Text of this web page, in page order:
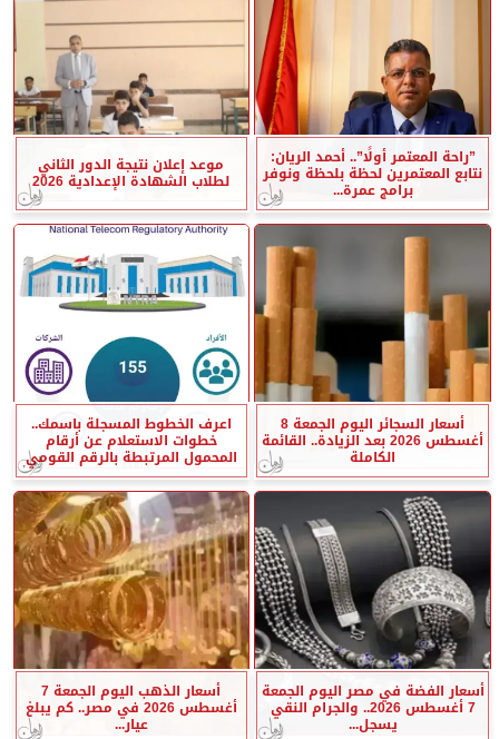
”راحة المعتمر أولًا”.. أحمد الريان:
نتابع المعتمرين لحظة بلحظة ونوفر
برامج عمرة...
موعد إعلان نتيجة الدور الثاني
لطلاب الشهادة الإعدادية 2026
أسعار السجائر اليوم الجمعة 8
أغسطس 2026 بعد الزيادة.. القائمة
الكاملة
اعرف الخطوط المسجلة باسمك..
خطوات الاستعلام عن أرقام
المحمول المرتبطة بالرقم القومي
أسعار الفضة في مصر اليوم الجمعة
7 أغسطس 2026.. والجرام النقي
يسجل...
أسعار الذهب اليوم الجمعة 7
أغسطس 2026 في مصر.. كم يبلغ
عيار...